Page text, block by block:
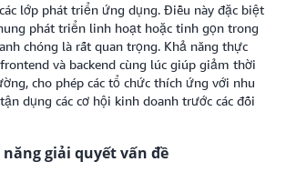
lớp phát triển ứng dụng. Điều này đặc biệt
phát triển linh hoạt hoặc tinh gọn trong
chóng là rất quan trọng. Khả năng thực
và backend cùng lúc giúp giảm thời
cho phép các tổ chức thích ứng với nhu
dụng các cơ hội kinh doanh trước các đối
giải quyết vấn đề